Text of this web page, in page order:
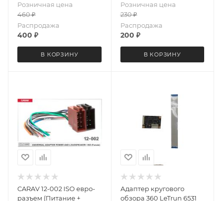
6871
Розничная цена
460₽
Распродажа
400 ₽
В КОРЗИНУ
Розничная цена
230₽
Распродажа
200 ₽
В КОРЗИНУ
CARAV 12-002 ISO евро-
разъем (Питание +
Адаптер кругового
обзора 360 LeTrun 6531